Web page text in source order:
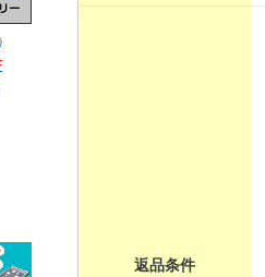
返品条件